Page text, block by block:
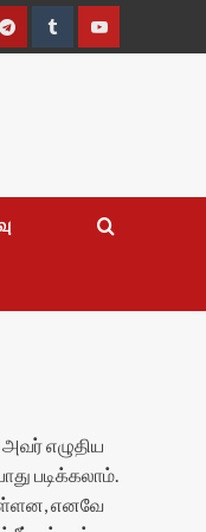
TelegramTumblrYouTube
எழுதிய
படிக்கலாம்.
எனவே